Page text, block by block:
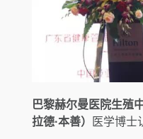
巴黎赫尔曼医院生殖
拉德·本善）
医学博士